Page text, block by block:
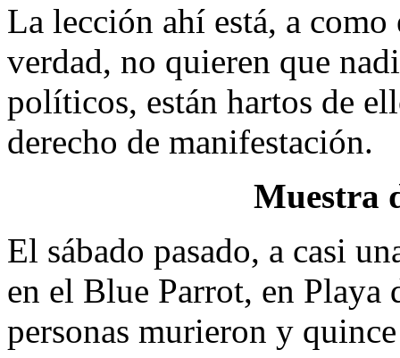
La lección ahí está, a como
verdad, no quieren que
políticos, están hartos de
derecho de manifestación.
Muestra
El sábado pasado, a casi
en el Blue Parrot, en Playa
personas murieron y